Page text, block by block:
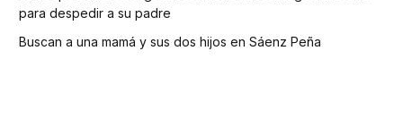
para despedir a su padre
Buscan a una mamá y sus dos hijos en Sáenz Peña